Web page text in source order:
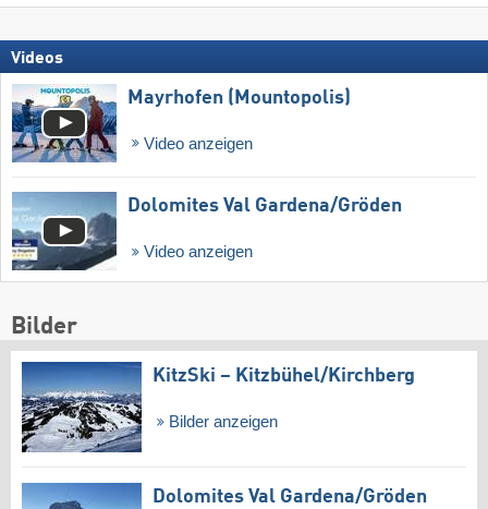
Videos
Mayrhofen (Mountopolis)
Video anzeigen
Dolomites Val Gardena/​Gröden
Video anzeigen
Bilder
KitzSki – Kitzbühel/​Kirchberg
Bilder anzeigen
Dolomites Val Gardena/​Gröden